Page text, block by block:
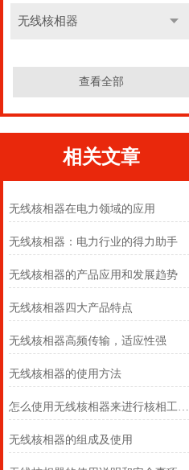
无线核相器
查看全部
相关文章
无线核相器在电力领域的应用
无线核相器：电力行业的得力助手
无线核相器的产品应用和发展趋势
无线核相器四大产品特点
无线核相器高频传输，适应性强
无线核相器的使用方法
怎么使用无线核相器来进行核相工作呢？
无线核相器的组成及使用